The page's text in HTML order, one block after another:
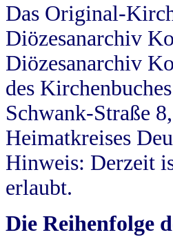
Das Original-
Diözesanarchiv
Diözesanarchiv
des
Schwank-Straße
Heimatkreises
Hinweis: Derzeit
erlaubt.
Die Reihenfolge